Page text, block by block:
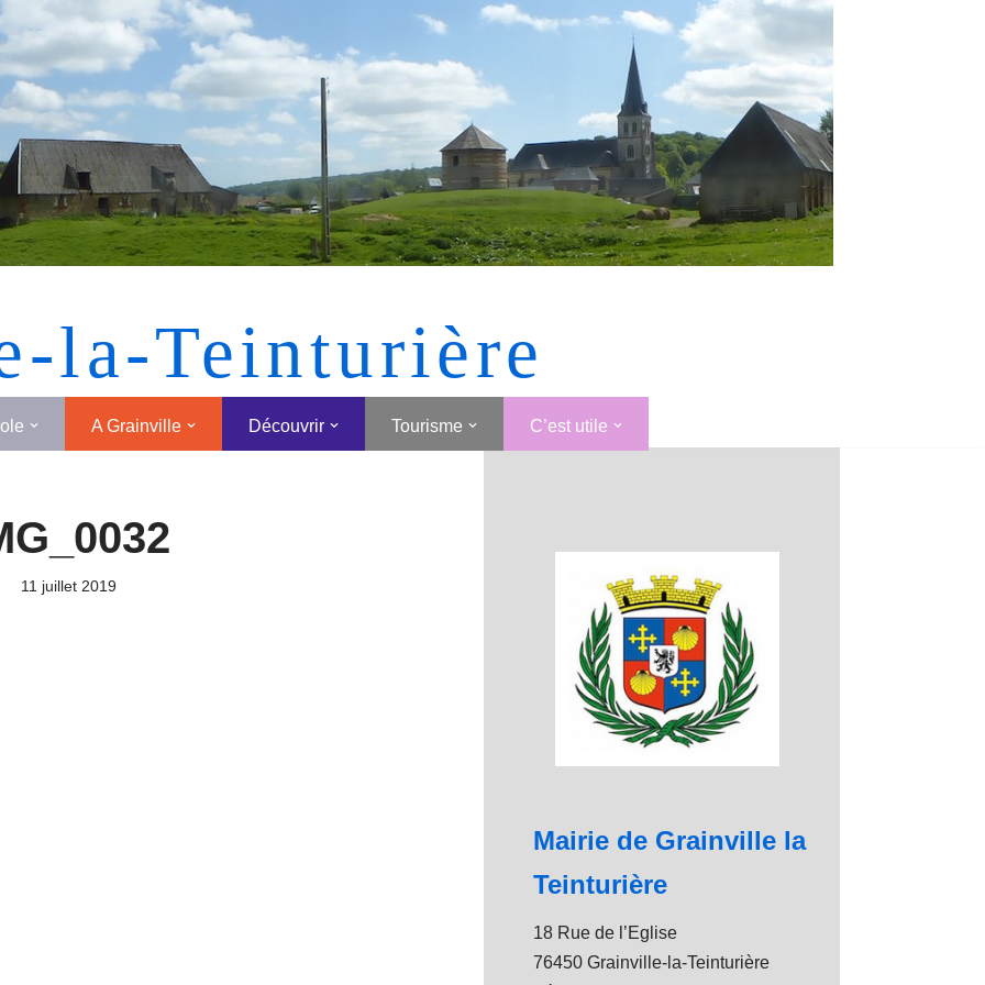
[MONTRER SOUS FORME DE VIGNETTES]
la-Teinturière
A Grainville Découvrir Tourisme C’est utile
11 juillet 2019
Mairie de Grainville la
Teinturière
18 Rue de l’Eglise
76450 Grainville-la-Teinturière